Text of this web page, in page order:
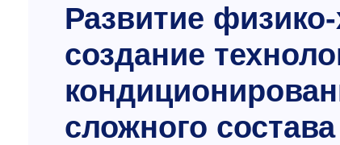
Развитие
создание
сложного